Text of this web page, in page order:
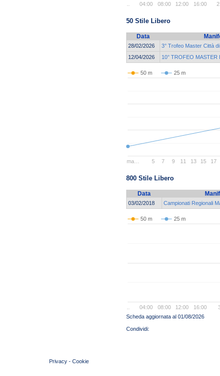
04:00 08:00 12:00 16:00
50 Stile Libero
Data
28/02/2026
3° Trofeo Master Città
12/04/2026
10° TROFEO MASTER
50 m 25 m
ma… 5 7 9 11 13 15 17
800 Stile Libero
Data
03/02/2018 Campionati Regionali
50 m 25 m
04:00 08:00 12:00 16:00
Scheda aggiornata al 01/08/2026
Privacy - Cookie